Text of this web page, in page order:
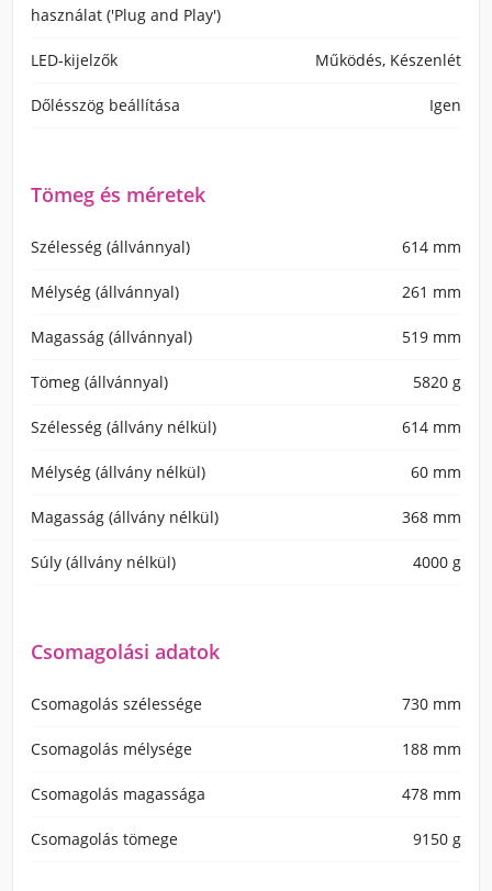
használat ('Plug and Play')
LED-kijelzők Működés, Készenlét
Dőlésszög beállítása Igen
Tömeg és méretek
Szélesség (állvánnyal) 614 mm
Mélység (állvánnyal) 261 mm
Magasság (állvánnyal) 519 mm
Tömeg (állvánnyal) 5820 g
Szélesség (állvány nélkül) 614 mm
Mélység (állvány nélkül) 60 mm
Magasság (állvány nélkül) 368 mm
Súly (állvány nélkül) 4000 g
Csomagolási adatok
Csomagolás szélessége 730 mm
Csomagolás mélysége 188 mm
Csomagolás magassága 478 mm
Csomagolás tömege 9150 g